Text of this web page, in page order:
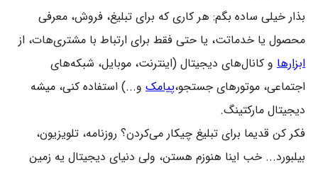
بذار خیلی ساده بگم: هر کاری که برای تبلیغ، فروش، معرفی
محصول یا خدماتت، یا حتی فقط برای ارتباط با مشتری‌هات، از
ابزارهاو کانال‌های دیجیتال (اینترنت، موبایل، شبکه‌های
اجتماعی، موتورهای جستجو،پیامکو...) استفاده کنی، میشه
دیجیتال مارکتینگ.
فکر کن قدیما برای تبلیغ چیکار می‌کردن؟ روزنامه، تلویزیون،
بیلبورد... خب اینا هنوزم هستن، ولی دنیای دیجیتال یه زمین